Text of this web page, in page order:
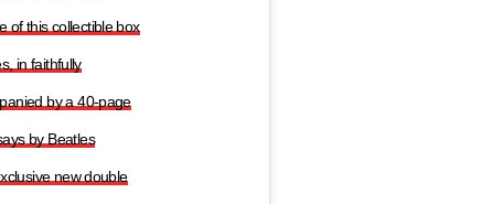
of this collectible box
in faithfully
by a 40-page
by Beatles
new double